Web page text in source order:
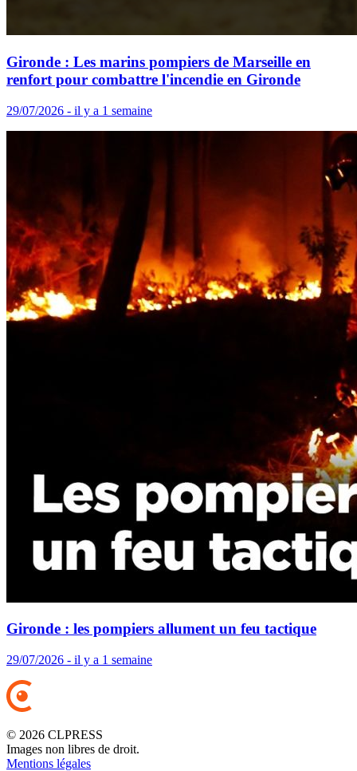
Gironde : Les marins pompiers de Marseille en
renfort pour combattre l'incendie en Gironde
29/07/2026 - il y a 1 semaine
Gironde : les pompiers allument un feu tactique
29/07/2026 - il y a 1 semaine
© 2026 CLPRESS
Images non libres de droit.
Mentions légales